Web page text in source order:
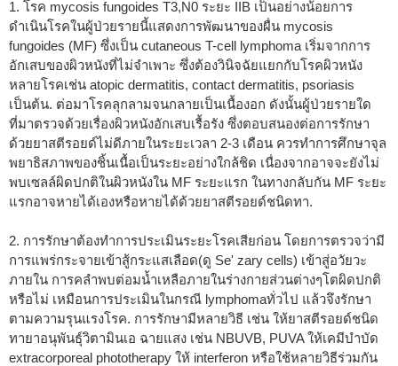
1. โรค mycosis fungoides T3,N0 ระยะ IIB เป็นอย่างน้อยการ
ดำเนินโรคในผู้ป่วยรายนี้แสดงการพัฒนาของผื่น mycosis
fungoides (MF) ซึ่งเป็น cutaneous T-cell lymphoma เริ่มจากการ
อักเสบของผิวหนังที่ไม่จำเพาะ ซึ่งต้องวินิจฉัยแยกกับโรคผิวหนัง
หลายโรคเช่น atopic dermatitis, contact dermatitis, psoriasis
เป็นต้น. ต่อมาโรคลุกลามจนกลายเป็นเนื้องอก ดังนั้นผู้ป่วยรายใด
ที่มาตรวจด้วยเรื่องผิวหนังอักเสบเรื้อรัง ซึ่งตอบสนองต่อการรักษา
ด้วยยาสตีรอยด์ไม่ดีภายในระยะเวลา 2-3 เดือน ควรทำการศึกษาจุล
พยาธิสภาพของชิ้นเนื้อเป็นระยะอย่างใกล้ชิด เนื่องจากอาจจะยังไม่
พบเซลล์ผิดปกติในผิวหนังใน MF ระยะแรก ในทางกลับกัน MF ระยะ
แรกอาจหายได้เองหรือหายได้ด้วยยาสตีรอยด์ชนิดทา.
2. การรักษาต้องทำการประเมินระยะโรคเสียก่อน โดยการตรวจว่ามี
การแพร่กระจายเข้าสู้กระแสเลือด(ดู Se' zary cells) เข้าสู่อวัยวะ
ภายใน การคลำพบต่อมน้ำเหลือภายในร่างกายส่วนต่างๆโตผิดปกติ
หรือไม่ เหมือนการประเมินในกรณี lymphomaทั่วไป แล้วจึงรักษา
ตามความรุนแรงโรค. การรักษามีหลายวิธี เช่น ให้ยาสตีรอยด์ชนิด
ทายาอนุพันธุ์วิตามินเอ ฉายแสง เช่น NBUVB, PUVA ให้เคมีบำบัด
extracorporeal phototherapy ให้ interferon หรือใช้หลายวิธีร่วมกัน